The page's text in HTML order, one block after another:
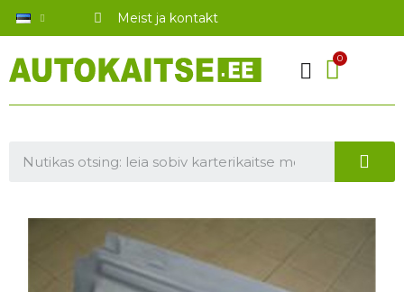
Meist ja kontakt